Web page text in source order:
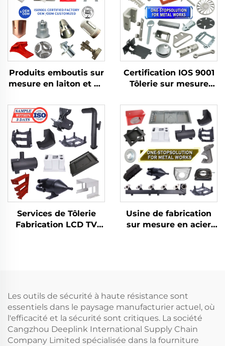
Produits emboutis sur
mesure en laiton et en
fabrication en tôle
pour pièces embouties
profondes
Certification IOS 9001
Tôlerie sur mesure
aluminium Découpe à
l' laser
Services de Tôlerie
Fabrication LCD TV
Usine de fabrication
sur mesure en acier
Les outils de sécurité à haute résistance sont
essentiels dans le paysage manufacturier actuel, où
l'efficacité et la sécurité sont critiques. La société
Cangzhou Deeplink International Supply Chain
Company Limited spécialisée dans la fourniture